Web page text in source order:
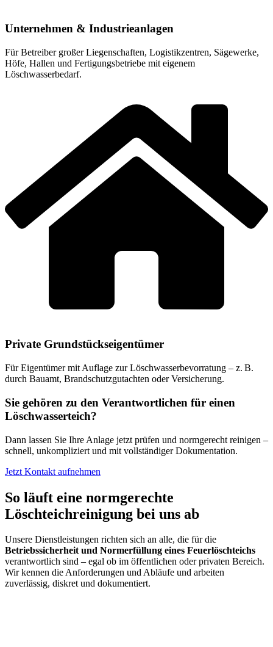
Unternehmen & Industrieanlagen
Für Betreiber großer Liegenschaften, Logistikzentren, Sägewerke,
Höfe, Hallen und Fertigungsbetriebe mit eigenem
Löschwasserbedarf.
Private Grundstückseigentümer
Für Eigentümer mit Auflage zur Löschwasserbevorratung – z. B.
durch Bauamt, Brandschutzgutachten oder Versicherung.
Sie gehören zu den Verantwortlichen für einen
Löschwasserteich?
Dann lassen Sie Ihre Anlage jetzt prüfen und normgerecht reinigen –
schnell, unkompliziert und mit vollständiger Dokumentation.
Jetzt Kontakt aufnehmen
So läuft eine normgerechte
Löschteichreinigung bei uns ab
Unsere Dienstleistungen richten sich an alle, die für die
Betriebssicherheit und Normerfüllung eines Feuerlöschteichs
verantwortlich sind – egal ob im öffentlichen oder privaten Bereich.
Wir kennen die Anforderungen und Abläufe und arbeiten
zuverlässig, diskret und dokumentiert.